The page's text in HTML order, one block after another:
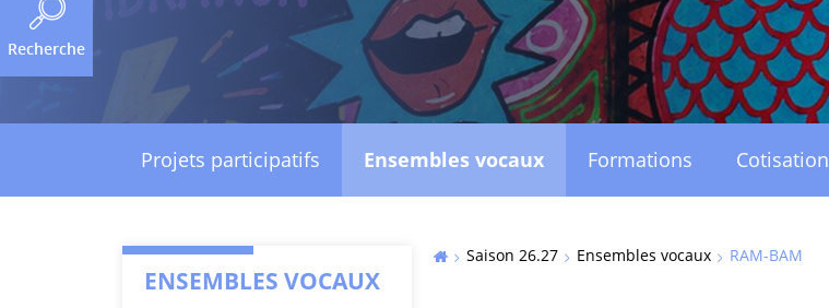
Recherche
Projets participatifs Ensembles vocaux Formations Cotisation
Saison 26.27 Ensembles vocaux RAM-BAM
ENSEMBLES VOCAUX